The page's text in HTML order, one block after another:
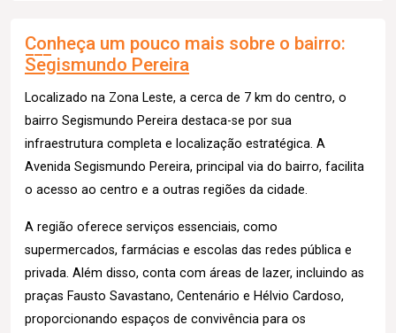
Conheça um pouco mais sobre o bairro:
Segismundo Pereira
Localizado na Zona Leste, a cerca de 7 km do centro, o
bairro Segismundo Pereira destaca-se por sua
infraestrutura completa e localização estratégica. A
Avenida Segismundo Pereira, principal via do bairro, facilita
o acesso ao centro e a outras regiões da cidade.
A região oferece serviços essenciais, como
supermercados, farmácias e escolas das redes pública e
privada. Além disso, conta com áreas de lazer, incluindo as
praças Fausto Savastano, Centenário e Hélvio Cardoso,
proporcionando espaços de convivência para os